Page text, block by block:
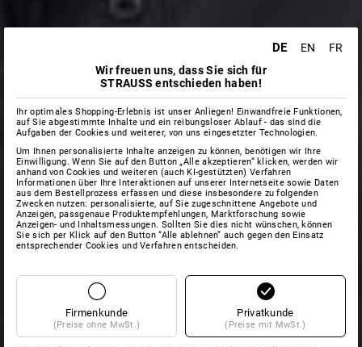
DE EN
FR
Wir freuen uns, dass Sie sich für
STRAUSS entschieden haben!
Ihr optimales Shopping-Erlebnis ist unser Anliegen! Einwandfreie Funktionen,
auf Sie abgestimmte Inhalte und ein reibungsloser Ablauf - das sind die
Aufgaben der Cookies und weiterer, von uns eingesetzter Technologien.
Um Ihnen personalisierte Inhalte anzeigen zu können, benötigen wir Ihre
Einwilligung. Wenn Sie auf den Button „Alle akzeptieren“ klicken, werden wir
anhand von Cookies und weiteren (auch KI-gestützten) Verfahren
Informationen über Ihre Interaktionen auf unserer Internetseite sowie Daten
aus dem Bestellprozess erfassen und diese insbesondere zu folgenden
Zwecken nutzen: personalisierte, auf Sie zugeschnittene Angebote und
Anzeigen, passgenaue Produktempfehlungen, Marktforschung sowie
Anzeigen- und Inhaltsmessungen. Sollten Sie dies nicht wünschen, können
Sie sich per Klick auf den Button “Alle ablehnen” auch gegen den Einsatz
entsprechender Cookies und Verfahren entscheiden.
Firmenkunde
(Preise ohne MwSt.)
Privatkunde
(Preise mit MwSt.)